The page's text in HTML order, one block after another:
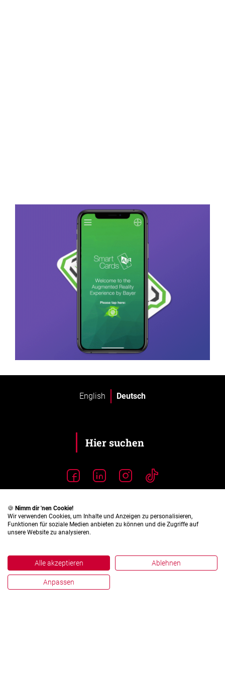
English Deutsch
🍪 Nimm dir 'nen Cookie!
Wir verwenden Cookies, um Inhalte und Anzeigen zu personalisieren,
Funktionen für soziale Medien anbieten zu können und die Zugriffe auf
unsere Website zu analysieren.
Alle akzeptieren Ablehnen
Anpassen